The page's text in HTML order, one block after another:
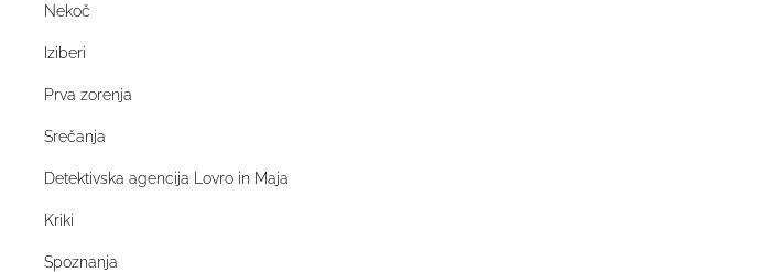
Nekoč
Iziberi
Prva zorenja
Srečanja
Detektivska agencija Lovro in Maja
Kriki
Spoznanja